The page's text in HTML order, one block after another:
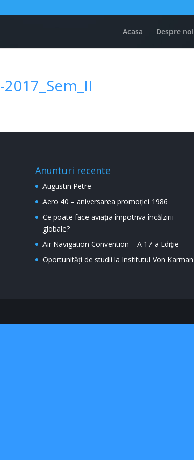
Acasa Despre noi
Anunturi recente
Augustin Petre
Aero 40 – aniversarea promoției 1986
Ce poate face aviația împotriva încălzirii
globale?
Air Navigation Convention – A 17-a Ediție
Oportunități de studii la Institutul Von Karman